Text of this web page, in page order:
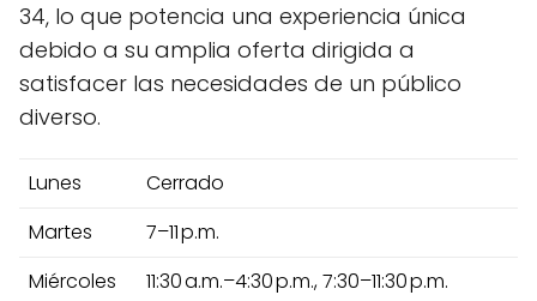
34, lo que potencia una experiencia única
debido a su amplia oferta dirigida a
satisfacer las necesidades de un público
diverso.
Lunes
Cerrado
Martes
7–11 p.m.
Miércoles
11:30 a.m.–4:30 p.m., 7:30–11:30 p.m.